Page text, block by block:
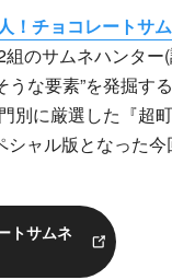
！チョコレートサ
のサムネハンタ
な要素”を発掘す
別に厳選した『超
ャル版となった
トサムネ